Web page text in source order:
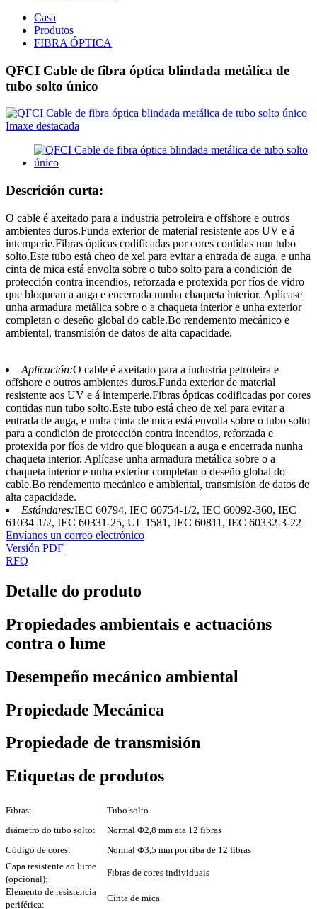
Casa
Produtos
FIBRA ÓPTICA
QFCI Cable de fibra óptica blindada metálica de
tubo solto único
Descrición curta:
O cable é axeitado para a industria petroleira e offshore e outros
ambientes duros.Funda exterior de material resistente aos UV e á
intemperie.Fibras ópticas codificadas por cores contidas nun tubo
solto.Este tubo está cheo de xel para evitar a entrada de auga, e unha
cinta de mica está envolta sobre o tubo solto para a condición de
protección contra incendios, reforzada e protexida por fíos de vidro
que bloquean a auga e encerrada nunha chaqueta interior. Aplícase
unha armadura metálica sobre o a chaqueta interior e unha exterior
completan o deseño global do cable.Bo rendemento mecánico e
ambiental, transmisión de datos de alta capacidade.
Aplicación:O cable é axeitado para a industria petroleira e
offshore e outros ambientes duros.Funda exterior de material
resistente aos UV e á intemperie.Fibras ópticas codificadas por cores
contidas nun tubo solto.Este tubo está cheo de xel para evitar a
entrada de auga, e unha cinta de mica está envolta sobre o tubo solto
para a condición de protección contra incendios, reforzada e
protexida por fíos de vidro que bloquean a auga e encerrada nunha
chaqueta interior. Aplícase unha armadura metálica sobre o a
chaqueta interior e unha exterior completan o deseño global do
cable.Bo rendemento mecánico e ambiental, transmisión de datos de
alta capacidade.
Estándares:IEC 60794, IEC 60754-1/2, IEC 60092-360, IEC
61034-1/2, IEC 60331-25, UL 1581, IEC 60811, IEC 60332-3-22
Envíanos un correo electrónico
Versión PDF
RFQ
Detalle do produto
Propiedades ambientais e actuacións
contra o lume
Desempeño mecánico ambiental
Propiedade Mecánica
Propiedade de transmisión
Etiquetas de produtos
Fibras:
Tubo solto
diámetro do tubo solto:
Normal Ф2,8 mm ata 12 fibras
Código de cores:
Normal Ф3,5 mm por riba de 12 fibras
Capa resistente ao lume
(opcional):
Fibras de cores individuais
Elemento de resistencia
periférica:
Cinta de mica